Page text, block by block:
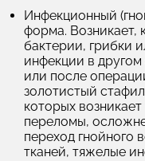
Инфекционный
форма. Возникает,
бактерии, грибки
инфекции в другом
или после
золотистый
которых
переломы,
переход гнойного
тканей, тяжелые